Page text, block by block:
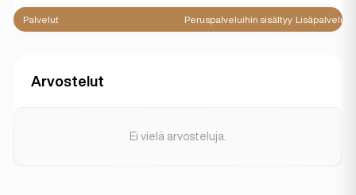
Palvelut Peruspalveluihin sisältyy Lisäpalvelut
Arvostelut
Ei vielä arvosteluja.